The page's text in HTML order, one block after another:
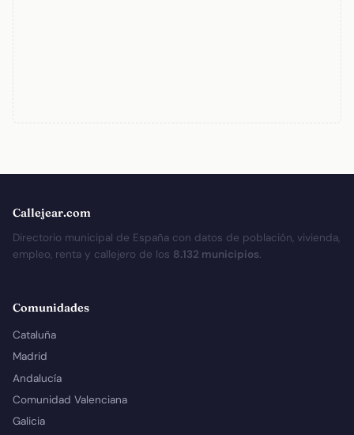
Callejear.com
Directorio municipal de España con datos de población, vivienda,
empleo, renta y callejero de los 8.132 municipios.
Comunidades
Cataluña
Madrid
Andalucía
Comunidad Valenciana
Galicia